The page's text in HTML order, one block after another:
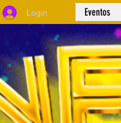
Login Eventos